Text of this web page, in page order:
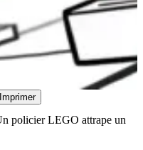
Imprimer
policier LEGO attrape un